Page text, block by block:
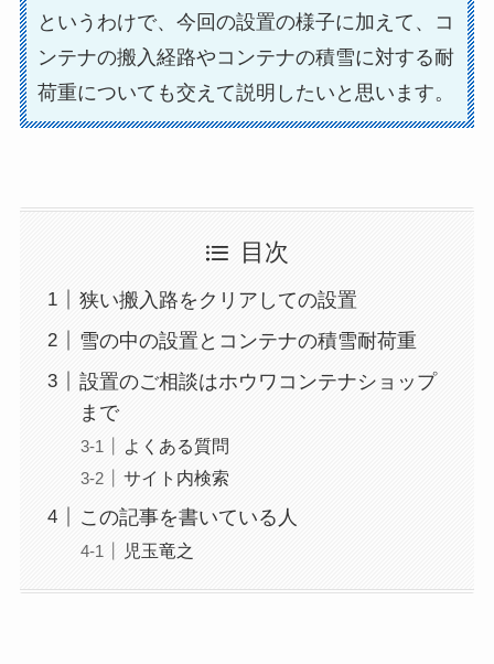
というわけで、今回の設置の様子に加えて、コ
ンテナの搬入経路やコンテナの積雪に対する耐
荷重についても交えて説明したいと思います。
目次
狭い搬入路をクリアしての設置
雪の中の設置とコンテナの積雪耐荷重
設置のご相談はホウワコンテナショップ
まで
よくある質問
サイト内検索
この記事を書いている人
児玉竜之